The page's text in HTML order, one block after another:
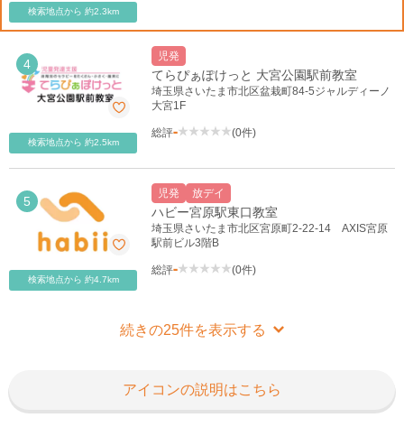
アイコンの説明はこちら
4
10
14
15
22
検索地点から 約2.3km
4
検索地点から 約2.5km
児発
てらぴぁぽけっと 大宮公園駅前教室
埼玉県さいたま市北区盆栽町84-5ジャルディーノ
大宮1F
総評- (0件)
5
検索地点から 約4.7km
児発 放デイ
ハビー宮原駅東口教室
埼玉県さいたま市北区宮原町2-22-14 AXIS宮原
駅前ビル3階B
総評- (0件)
続きの25件を表示する